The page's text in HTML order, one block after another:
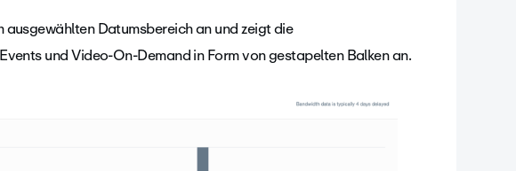
Datumsbereich an und zeigt die
und Video-On-Demand in Form von gestapelten Balken an.